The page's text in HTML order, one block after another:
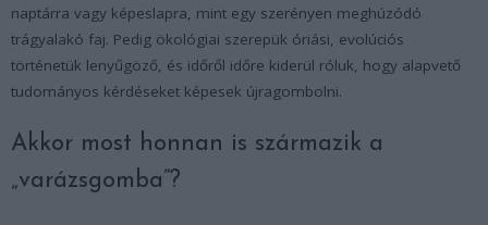
naptárra vagy képeslapra, mint egy szerényen meghúzódó
trágyalakó faj. Pedig ökológiai szerepük óriási, evolúciós
történetük lenyűgöző, és időről időre kiderül róluk, hogy alapvető
tudományos kérdéseket képesek újragombolni.
Akkor most honnan is származik a
„varázsgomba”?